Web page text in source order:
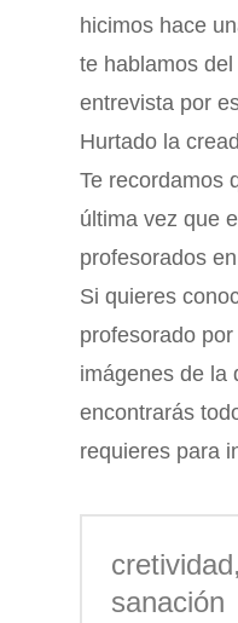
hicimos hace
te hablamos
entrevista por
Hurtado la
Te recordamos
última vez que
profesorados
Si quieres
profesorado
imágenes de la
encontrarás
requieres para
sanación